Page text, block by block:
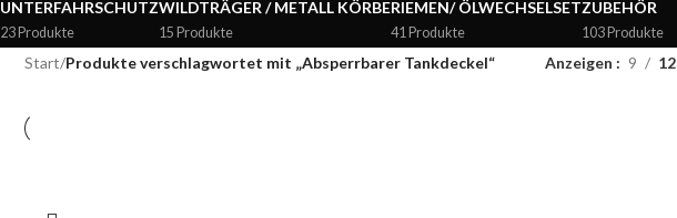
UNTERFAHRSCHUTZ
23 Produkte
WILDTRÄGER / METALL KÖRBE
15 Produkte
RIEMEN/ ÖLWECHSELSET
41 Produkte
ZUBEHÖR
103 Produkte
Start/Produkte verschlagwortet mit „Absperrbarer Tankdeckel“ Anzeigen 9 12